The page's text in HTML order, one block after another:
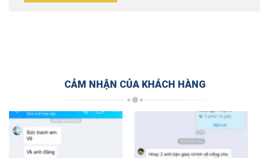
CẢM NHẬN CỦA KHÁCH HÀNG